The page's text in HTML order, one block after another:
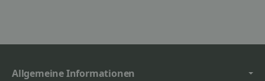
Allgemeine Informationen